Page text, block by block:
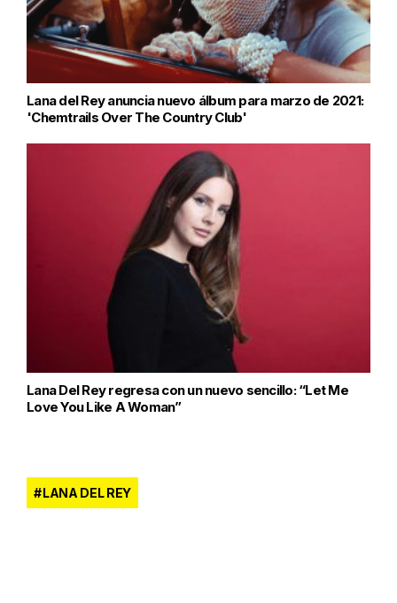
Lana del Rey anuncia nuevo álbum para marzo de 2021:
'Chemtrails Over The Country Club'
Lana Del Rey regresa con un nuevo sencillo: “Let Me
Love You Like A Woman”
LANA DEL REY